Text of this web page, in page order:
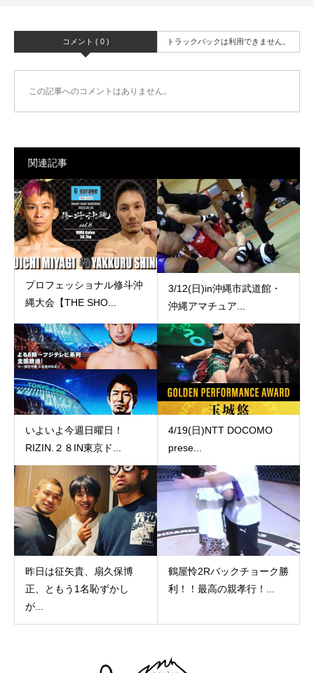
コメント ( 0 ) トラックバックは利用できません。
この記事へのコメントはありません。
関連記事
プロフェッショナル修斗沖
縄大会【THE SHO...
3/12(日)in沖縄市武道館・
沖縄アマチュア...
いよいよ今週日曜日！
RIZIN.２８IN東京ド...
4/19(日)NTT DOCOMO
prese...
昨日は征矢貴、扇久保博
正、ともう1名恥ずかし
が...
鶴屋怜2Rバックチョーク勝
利！！最高の親孝行！...